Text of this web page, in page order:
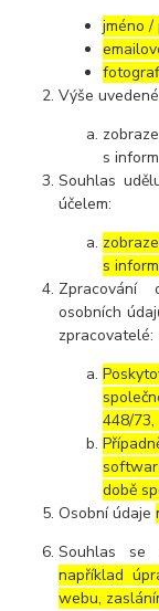
jméno /
Výše
s
Souhlas
účelem:
s
Zpracování
osobních
zpracovatelé:
448/73,
době
Osobní údaje
Souhlas se
například
webu,